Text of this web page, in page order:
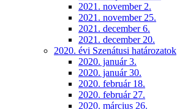
2021. november 2.
2021. november 25.
2021. december 6.
2021. december 20.
2020. évi Szenátusi határozatok
2020. január 3.
2020. január 30.
2020. február 18.
2020. február 27.
2020. március 26.